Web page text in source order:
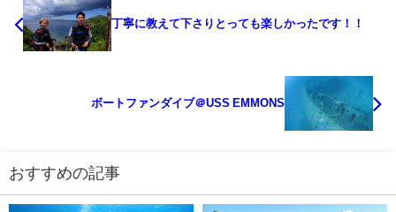
丁寧に教えて下さりとっても楽しかったです！！
ボートファンダイブ＠USS EMMONS
おすすめの記事